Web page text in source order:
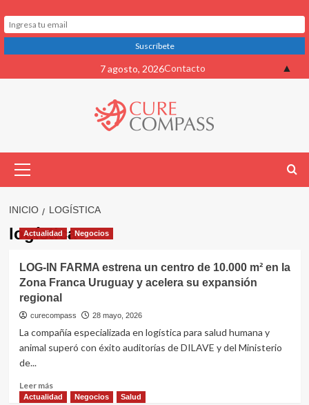
al
7 agosto, 2026Contacto
primario
INICIO LOGÍSTICA
logística
Actualidad Negocios
LOG-IN FARMA estrena un centro de 10.000 m² en la
Zona Franca Uruguay y acelera su expansión
regional
curecompass 28 mayo, 2026
La compañía especializada en logística para salud humana y
animal superó con éxito auditorías de DILAVE y del Ministerio
de...
Leer másLeer
más
Actualidad Negocios Salud
▲